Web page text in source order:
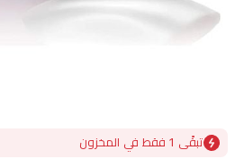
تبقًى 1 فقط في المخزون